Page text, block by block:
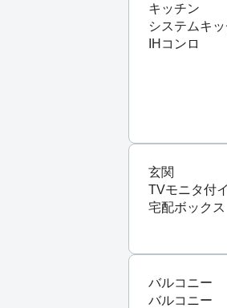
キッチン
システムキ
IHコンロ
玄関
TVモニタ付
宅配ボックス
バルコニー
バルコニー